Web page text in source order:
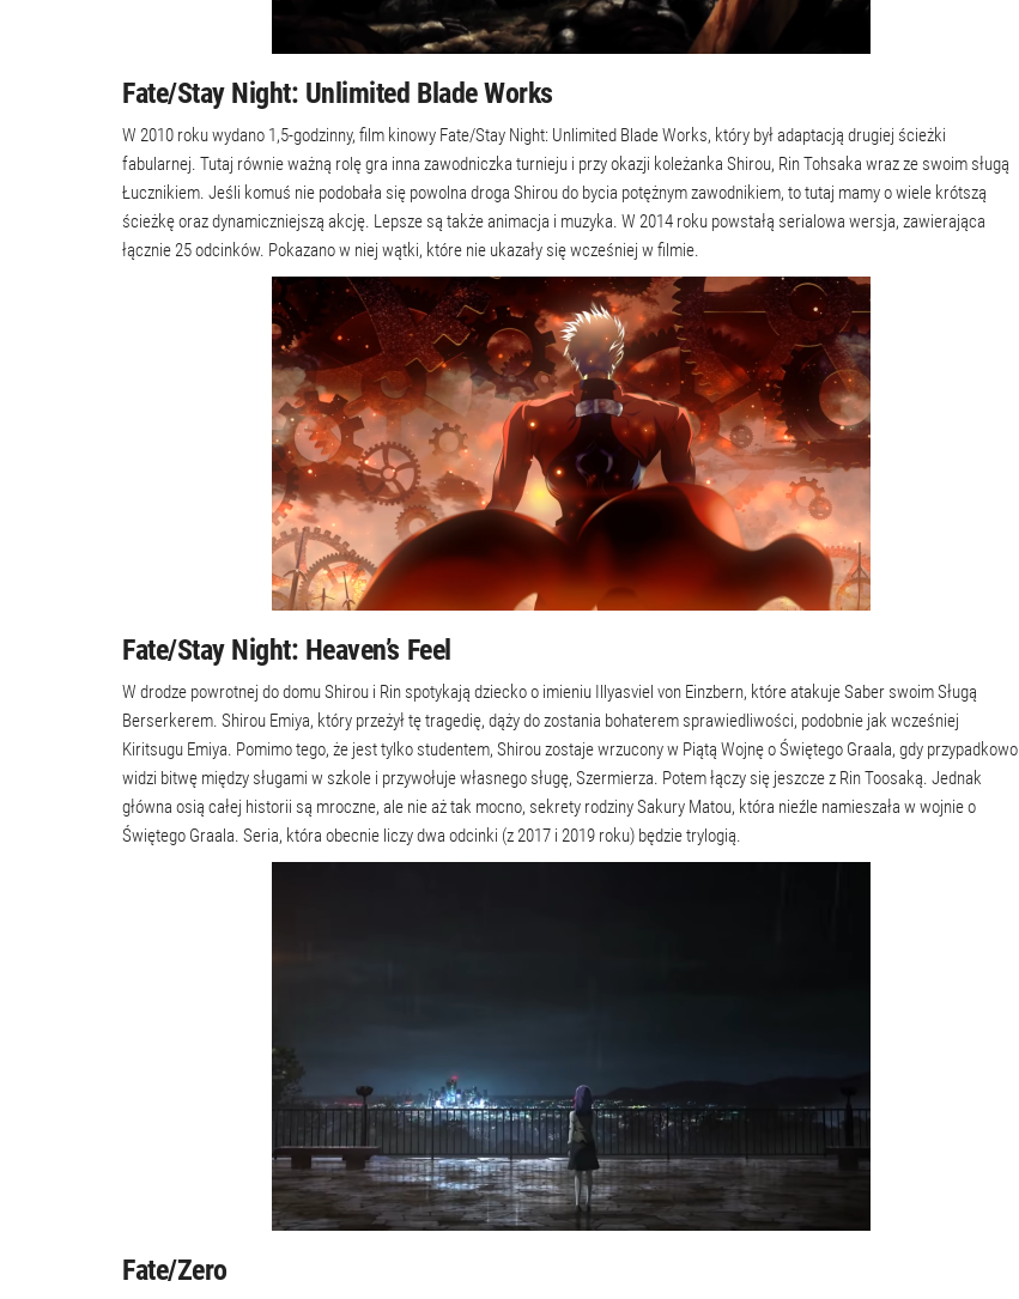
Fate/Stay Night: Unlimited Blade Works
W 2010 roku wydano 1,5-godzinny, film kinowy Fate/Stay Night: Unlimited Blade Works, który był adaptacją drugiej ścieżki
fabularnej. Tutaj równie ważną rolę gra inna zawodniczka turnieju i przy okazji koleżanka Shirou, Rin Tohsaka wraz ze swoim sługą
Łucznikiem. Jeśli komuś nie podobała się powolna droga Shirou do bycia potężnym zawodnikiem, to tutaj mamy o wiele krótszą
ścieżkę oraz dynamiczniejszą akcję. Lepsze są także animacja i muzyka. W 2014 roku powstałą serialowa wersja, zawierająca
łącznie 25 odcinków. Pokazano w niej wątki, które nie ukazały się wcześniej w filmie.
Fate/Stay Night: Heaven’s Feel
W drodze powrotnej do domu Shirou i Rin spotykają dziecko o imieniu Illyasviel von Einzbern, które atakuje Saber swoim Sługą
Berserkerem. Shirou Emiya, który przeżył tę tragedię, dąży do zostania bohaterem sprawiedliwości, podobnie jak wcześniej
Kiritsugu Emiya. Pomimo tego, że jest tylko studentem, Shirou zostaje wrzucony w Piątą Wojnę o Świętego Graala, gdy przypadkowo
widzi bitwę między sługami w szkole i przywołuje własnego sługę, Szermierza. Potem łączy się jeszcze z Rin Toosaką. Jednak
główna osią całej historii są mroczne, ale nie aż tak mocno, sekrety rodziny Sakury Matou, która nieźle namieszała w wojnie o
Świętego Graala. Seria, która obecnie liczy dwa odcinki (z 2017 i 2019 roku) będzie trylogią.
Fate/Zero